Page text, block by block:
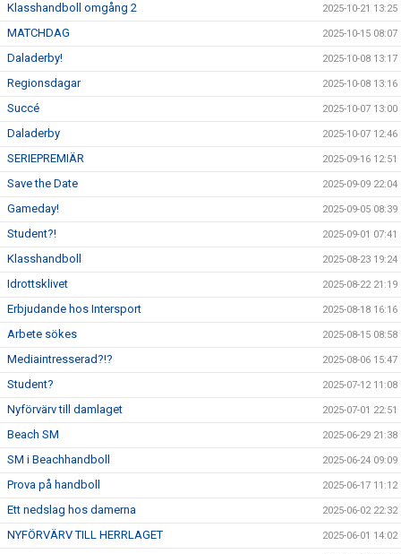
Klasshandboll omgång 2 2025-10-21 13:25
MATCHDAG 2025-10-15 08:07
Daladerby! 2025-10-08 13:17
Regionsdagar 2025-10-08 13:16
Succé 2025-10-07 13:00
Daladerby 2025-10-07 12:46
SERIEPREMIÄR 2025-09-16 12:51
Save the Date 2025-09-09 22:04
Gameday! 2025-09-05 08:39
Student?! 2025-09-01 07:41
Klasshandboll 2025-08-23 19:24
Idrottsklivet 2025-08-22 21:19
Erbjudande hos Intersport 2025-08-18 16:16
Arbete sökes 2025-08-15 08:58
Mediaintresserad?!? 2025-08-06 15:47
Student? 2025-07-12 11:08
Nyförvärv till damlaget 2025-07-01 22:51
Beach SM 2025-06-29 21:38
SM i Beachhandboll 2025-06-24 09:09
Prova på handboll 2025-06-17 11:12
Ett nedslag hos damerna 2025-06-02 22:32
NYFÖRVÄRV TILL HERRLAGET 2025-06-01 14:02